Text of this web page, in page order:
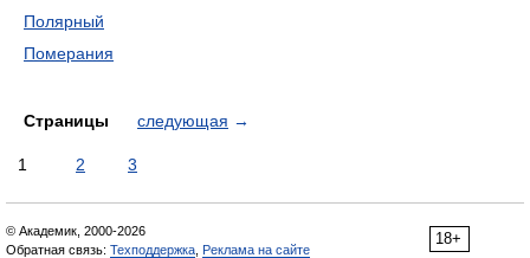
Полярный
Померания
Страницы следующая →
1 2 3
18+
© Академик, 2000-2026
Обратная связь: Техподдержка Реклама на сайте